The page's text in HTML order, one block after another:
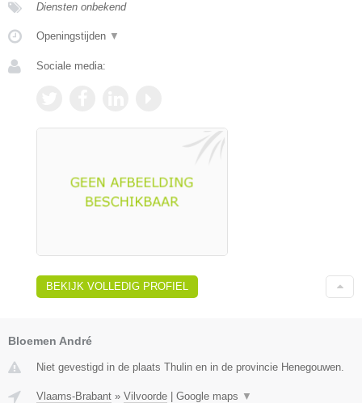
Diensten onbekend
Openingstijden ▼
Sociale media:
BEKIJK VOLLEDIG PROFIEL
Bloemen André
Niet gevestigd in de plaats Thulin en in de provincie Henegouwen.
Vlaams-Brabant » Vilvoorde | Google maps ▼